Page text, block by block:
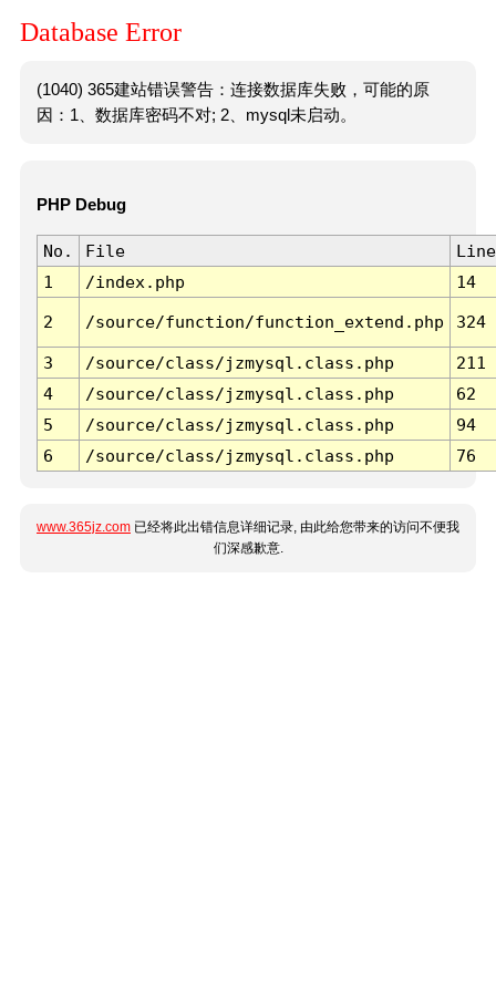
Database Error
(1040) 365建站错误警告：连接数据库失败，可能的原
因：1、数据库密码不对; 2、mysql未启动。
PHP Debug
No. File
Line
1
/index.php 14
2 /source/function/function_extend.php 324
3 /source/class/jzmysql.class.php
211
4
/source/class/jzmysql.class.php
62
5
/source/class/jzmysql.class.php
94
6
/source/class/jzmysql.class.php 76
www.365jz.com 已经将此出错信息详细记录, 由此给您带来的访问不便我
们深感歉意.